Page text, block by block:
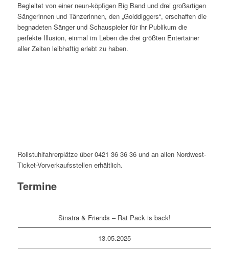
Begleitet von einer neun-köpfigen Big Band und drei großartigen
Sängerinnen und Tänzerinnen, den „Golddiggers“, erschaffen die
begnadeten Sänger und Schauspieler für ihr Publikum die
perfekte Illusion, einmal im Leben die drei größten Entertainer
aller Zeiten leibhaftig erlebt zu haben.
Rollstuhlfahrerplätze über 0421 36 36 36 und an allen Nordwest-
Ticket-Vorverkaufsstellen erhältlich.
Termine
Sinatra & Friends – Rat Pack is back!
13.05.2025